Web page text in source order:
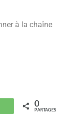
à la chaîne
WhatsApp 0
PARTAGES